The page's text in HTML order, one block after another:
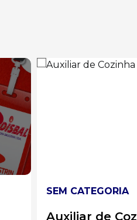
SEM CATEGORIA
Líder de Solda